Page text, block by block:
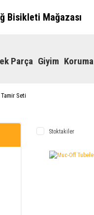
Bisikleti Mağazası
Parça Giyim Koruma
Tamir Seti
Stoktakiler